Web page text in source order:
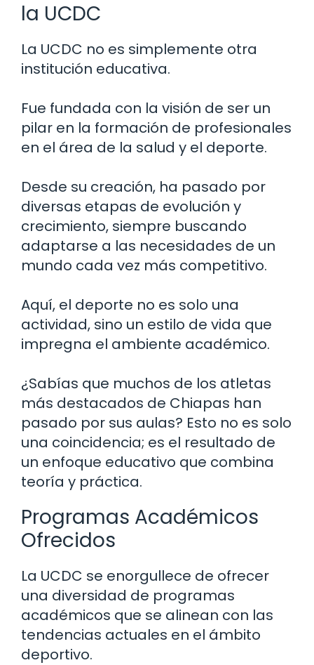
la UCDC
La UCDC no es simplemente otra
institución educativa.
Fue fundada con la visión de ser un
pilar en la formación de profesionales
en el área de la salud y el deporte.
Desde su creación, ha pasado por
diversas etapas de evolución y
crecimiento, siempre buscando
adaptarse a las necesidades de un
mundo cada vez más competitivo.
Aquí, el deporte no es solo una
actividad, sino un estilo de vida que
impregna el ambiente académico.
¿Sabías que muchos de los atletas
más destacados de Chiapas han
pasado por sus aulas? Esto no es solo
una coincidencia; es el resultado de
un enfoque educativo que combina
teoría y práctica.
Programas Académicos
Ofrecidos
La UCDC se enorgullece de ofrecer
una diversidad de programas
académicos que se alinean con las
tendencias actuales en el ámbito
deportivo.